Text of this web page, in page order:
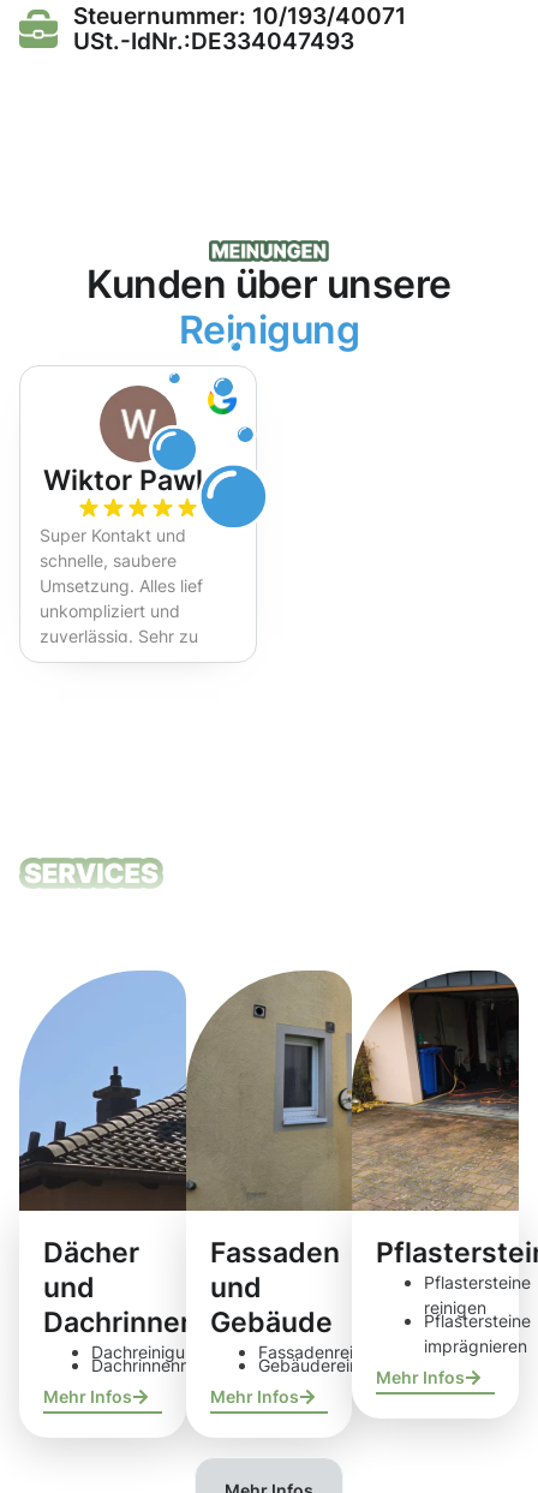
Steuernummer: 10/193/40071
USt.-IdNr.:DE334047493
Kunden über unsere
Reinigung
Wiktor Pawlak
Super Kontakt und
schnelle, saubere
Umsetzung. Alles lief
unkompliziert und
zuverlässig. Sehr zu
empfehlen!
Dächer
und
Dachrinnen
Dachreinigung
Dachrinnenreinigung
Mehr Infos
Fassaden
und
Gebäude
Fassadenreinigung
Gebäudereinigung
Mehr Infos
Pflastersteine
reinigen
Pflastersteine
imprägnieren
Mehr Infos